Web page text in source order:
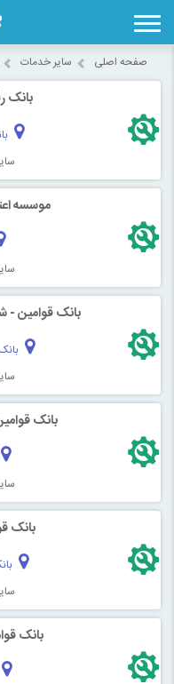
صفحه اصلی سایر خدمات
بانک
موسسه
بانک قوامین -
بانک
بانک
بانک